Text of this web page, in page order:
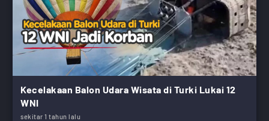
Kecelakaan Balon Udara Wisata di Turki Lukai 12
WNI
sekitar 1 tahun lalu